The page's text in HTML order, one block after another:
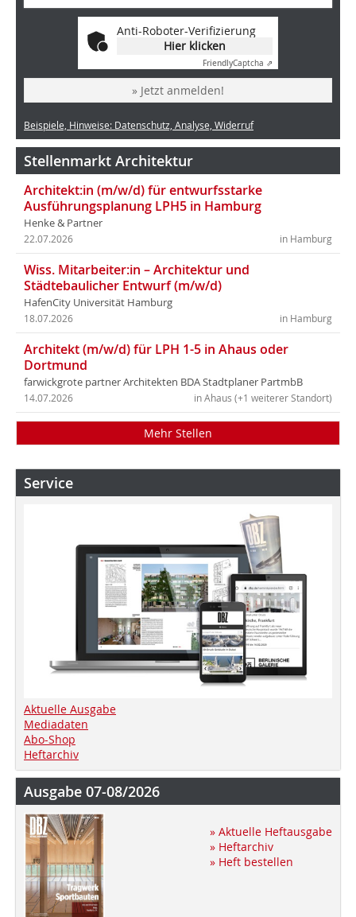
Anti-Roboter-Verifizierung
Hier klicken
FriendlyCaptcha ⇗
» Jetzt anmelden!
Beispiele, Hinweise: Datenschutz, Analyse, Widerruf
Stellenmarkt Architektur
Architekt:in (m/w/d) für entwurfsstarke
Ausführungsplanung LPH5 in Hamburg
Henke & Partner
in Hamburg
22.07.2026
Wiss. Mitarbeiter:in – Architektur und
Städtebaulicher Entwurf (m/w/d)
HafenCity Universität Hamburg
in Hamburg
18.07.2026
Architekt (m/w/d) für LPH 1-5 in Ahaus oder
Dortmund
farwickgrote partner Architekten BDA Stadtplaner PartmbB
in Ahaus (+1 weiterer Standort)
14.07.2026
Mehr Stellen
Service
Aktuelle Ausgabe
Mediadaten
Abo-Shop
Heftarchiv
Ausgabe 07-08/2026
» Aktuelle Heftausgabe
» Heftarchiv
» Heft bestellen